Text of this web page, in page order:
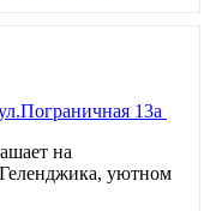
13а
на
уютном